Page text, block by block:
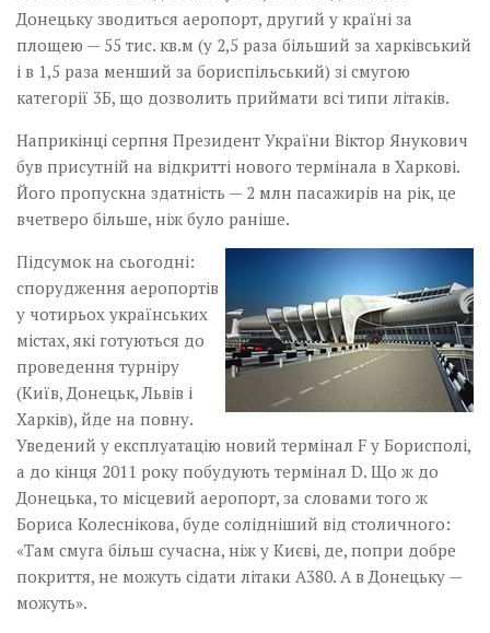
Донецьку зводиться аеропорт, другий у країні за
площею — 55 тис. кв.м (у 2,5 раза більший за харківський
і в 1,5 раза менший за бориспільський) зі смугою
категорії 3Б, що дозволить приймати всі типи літаків.
Наприкінці серпня Президент України Віктор Янукович
був присутній на відкритті нового термінала в Харкові.
Його пропускна здатність — 2 млн пасажирів на рік, це
вчетверо більше, ніж було раніше.
Підсумок на сьогодні:
спорудження­ аеропортів
у чотирьох українських
міс­тах, які готуються до
проведення турніру
(Київ, Донецьк, Львів і
Харків), йде на повну.
Уведений у експлуатацію новий термінал F у Борисполі,
а до кінця 2011 року побудують термінал D. Що ж до
Донецька, то місцевий аеропорт, за словами того ж
Бориса Колеснікова, буде солідніший від столичного:
«Там смуга більш сучасна, ніж у Києві, де, попри добре
покриття, не можуть сідати літаки А380. А в Донецьку —
можуть».